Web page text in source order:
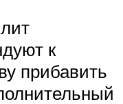
к
прибавить